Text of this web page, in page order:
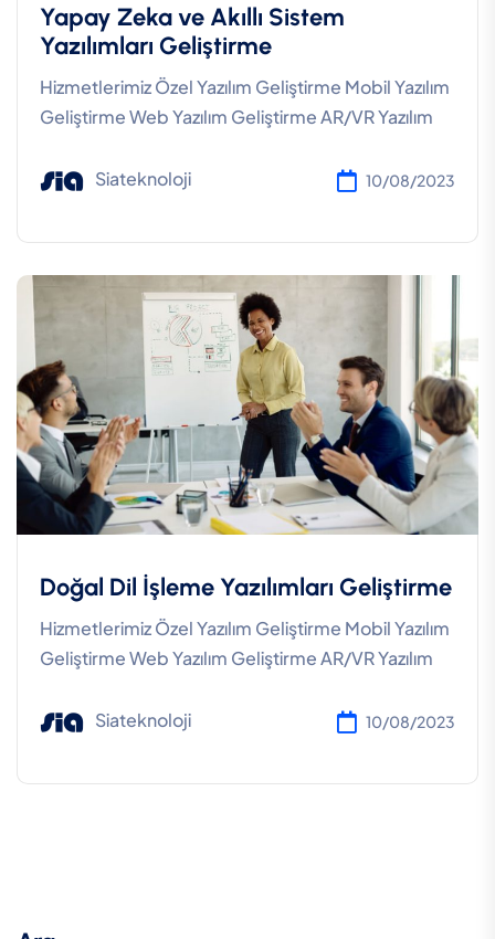
Yapay Zeka ve Akıllı Sistem
Yazılımları Geliştirme
Hizmetlerimiz Özel Yazılım Geliştirme Mobil Yazılım
Geliştirme Web Yazılım Geliştirme AR/VR Yazılım
Siateknoloji 10/08/2023
Doğal Dil İşleme Yazılımları Geliştirme
Hizmetlerimiz Özel Yazılım Geliştirme Mobil Yazılım
Geliştirme Web Yazılım Geliştirme AR/VR Yazılım
Siateknoloji 10/08/2023